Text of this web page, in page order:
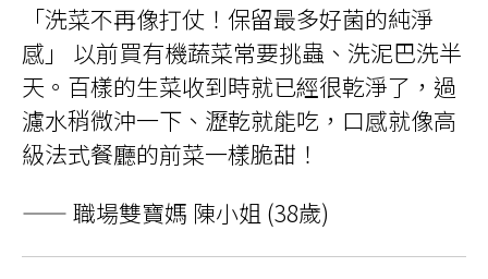
「洗菜不再像打仗！保留最多好菌的純淨
感」 以前買有機蔬菜常要挑蟲、洗泥巴洗半
天。百樣的生菜收到時就已經很乾淨了，過
濾水稍微沖一下、瀝乾就能吃，口感就像高
級法式餐廳的前菜一樣脆甜！
—— 職場雙寶媽 陳小姐 (38歲)